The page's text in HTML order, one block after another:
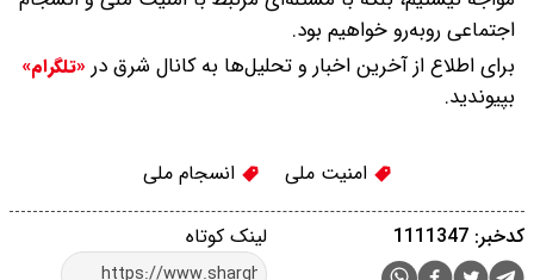
اجتماعی روبه‌رو خواهیم بود.
برای اطلاع از آخرین اخبار و تحلیل‌ها به کانال شرق در «تلگرام»
بپیوندید.
امنیت ملی انسجام ملی
لینک کوتاه کدخبر: 1111347